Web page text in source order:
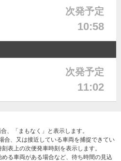
次発予定
10:58
次発予定
11:02
、「まもなく」と表示します。
合、又は接近している車両を捕捉できてい
表上の次便発車時刻を表示します。
る車両がある場合など、待ち時間の見込